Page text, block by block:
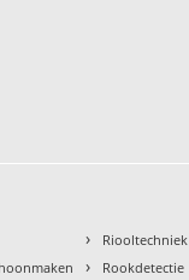
› Riooltechniek
› Rookdetectie